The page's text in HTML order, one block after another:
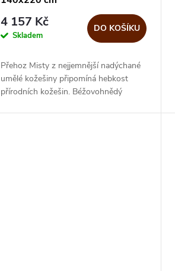
4 157 Kč
Skladem
DO KOŠÍKU
Přehoz Misty z nejjemnější nadýchané
umělé kožešiny připomíná hebkost
přírodních kožešin. Béžovohnědý